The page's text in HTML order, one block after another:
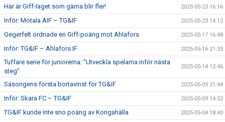
Här är Giff-laget som gärna blir fler! 2025-05-23 16:16
Inför: Motala AIF – TG&IF 2025-05-23 14:12
Gegerfelt ordnade en Giff-poäng mot Ahlafors 2025-05-17 16:48
Inför: TG&IF – Ahlafors IF 2025-05-16 21:33
Tuffare serie för juniorerna: ”Utveckla spelarna inför nästa
steg”
2025-05-14 12:46
Säsongens första bortavinst för TG&IF 2025-05-09 21:44
Inför: Skara FC – TG&IF 2025-05-09 14:52
TG&IF kunde inte sno poäng av Kongahälla 2025-05-04 18:40